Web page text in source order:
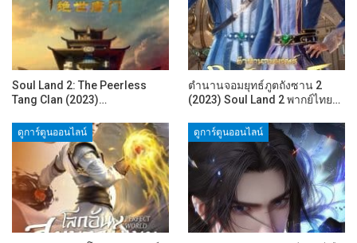
Soul Land 2: The Peerless
Tang Clan (2023)…
ตำนานจอมยุทธ์ภูตถังซาน 2
(2023) Soul Land 2 พากย์ไทย…
ดูการ์ตูนออนไลน์ ดูการ์ตูนออนไลน์